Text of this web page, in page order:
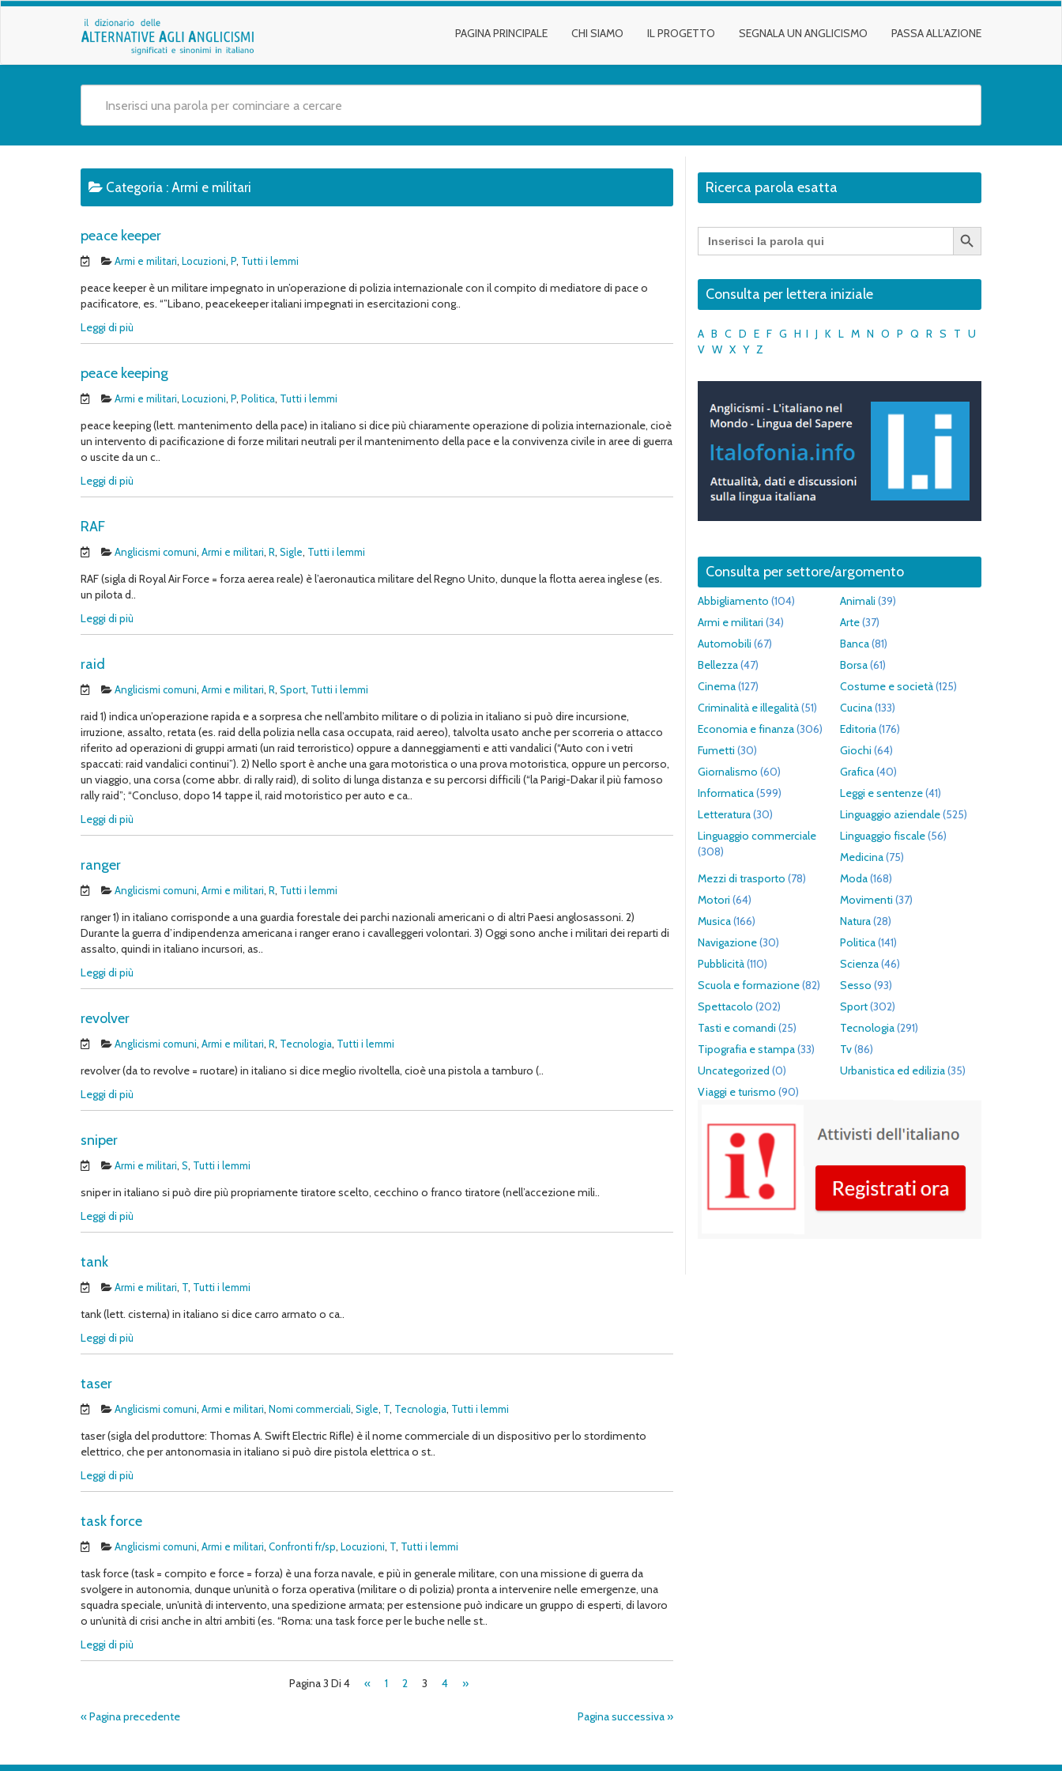
PAGINA PRINCIPALE CHI SIAMO IL PROGETTO SEGNALA UN ANGLICISMO PASSA ALL’AZIONE
Categoria : Armi e militari
peace keeper
Armi e militari, Locuzioni, P, Tutti i lemmi
peace keeper è un militare impegnato in un’operazione di polizia internazionale con il compito di mediatore di pace o
pacificatore, es. “”Libano, peacekeeper italiani impegnati in esercitazioni cong..
Leggi di più
peace keeping
Armi e militari, Locuzioni, P, Politica, Tutti i lemmi
peace keeping (lett. mantenimento della pace) in italiano si dice più chiaramente operazione di polizia internazionale, cioè
un intervento di pacificazione di forze militari neutrali per il mantenimento della pace e la convivenza civile in aree di guerra
o uscite da un c..
Leggi di più
RAF
Anglicismi comuni, Armi e militari, R, Sigle, Tutti i lemmi
RAF (sigla di Royal Air Force = forza aerea reale) è l’aeronautica militare del Regno Unito, dunque la flotta aerea inglese (es.
un pilota d..
Leggi di più
raid
Anglicismi comuni, Armi e militari, R, Sport, Tutti i lemmi
raid 1) indica un’operazione rapida e a sorpresa che nell’ambito militare o di polizia in italiano si può dire incursione,
irruzione, assalto, retata (es. raid della polizia nella casa occupata, raid aereo), talvolta usato anche per scorreria o attacco
riferito ad operazioni di gruppi armati (un raid terroristico) oppure a danneggiamenti e atti vandalici (“Auto con i vetri
spaccati: raid vandalici continui”). 2) Nello sport è anche una gara motoristica o una prova motoristica, oppure un percorso,
un viaggio, una corsa (come abbr. di rally raid), di solito di lunga distanza e su percorsi difficili (“la Parigi-Dakar il più famoso
rally raid”; “Concluso, dopo 14 tappe il, raid motoristico per auto e ca..
Leggi di più
ranger
Anglicismi comuni, Armi e militari, R, Tutti i lemmi
ranger 1) in italiano corrisponde a una guardia forestale dei parchi nazionali americani o di altri Paesi anglosassoni. 2)
Durante la guerra d’indipendenza americana i ranger erano i cavalleggeri volontari. 3) Oggi sono anche i militari dei reparti di
assalto, quindi in italiano incursori, as..
Leggi di più
revolver
Anglicismi comuni, Armi e militari, R, Tecnologia, Tutti i lemmi
revolver (da to revolve = ruotare) in italiano si dice meglio rivoltella, cioè una pistola a tamburo (..
Leggi di più
sniper
Armi e militari, S, Tutti i lemmi
sniper in italiano si può dire più propriamente tiratore scelto, cecchino o franco tiratore (nell’accezione mili..
Leggi di più
tank
Armi e militari, T, Tutti i lemmi
tank (lett. cisterna) in italiano si dice carro armato o ca..
Leggi di più
taser
Anglicismi comuni, Armi e militari, Nomi commerciali, Sigle, T, Tecnologia, Tutti i lemmi
taser (sigla del produttore: Thomas A. Swift Electric Rifle) è il nome commerciale di un dispositivo per lo stordimento
elettrico, che per antonomasia in italiano si può dire pistola elettrica o st..
Leggi di più
task force
Anglicismi comuni, Armi e militari, Confronti fr/sp, Locuzioni, T, Tutti i lemmi
task force (task = compito e force = forza) è una forza navale, e più in generale militare, con una missione di guerra da
svolgere in autonomia, dunque un’unità o forza operativa (militare o di polizia) pronta a intervenire nelle emergenze, una
squadra speciale, un’unità di intervento, una spedizione armata; per estensione può indicare un gruppo di esperti, di lavoro
o un’unità di crisi anche in altri ambiti (es. “Roma: una task force per le buche nelle st..
Leggi di più
Pagina 3 Di 4 « 1 2 3 4 »
« Pagina precedente Pagina successiva »
Ricerca parola esatta
Search
for:
Search Button
Consulta per lettera iniziale
A B C D E F G H I J K L M N O P Q R S T U
V W X Y Z
Consulta per settore/argomento
Abbigliamento (104) Animali (39)
Armi e militari (34) Arte(37)
Automobili (67) Banca(81)
Bellezza(47) Borsa(61)
Cinema(127) Costume e società(125)
Criminalità e illegalità(51) Cucina(133)
Economia e finanza(306) Editoria(176)
Fumetti (30) Giochi (64)
Giornalismo (60) Grafica(40)
Informatica(599) Leggi e sentenze(41)
Letteratura(30) Linguaggio aziendale(525)
Linguaggio commerciale
(308)
Linguaggio fiscale(56)
Medicina(75)
Mezzi di trasporto (78) Moda(168)
Motori (64) Movimenti (37)
Musica(166) Natura(28)
Navigazione(30) Politica(141)
Pubblicità(110) Scienza(46)
Scuola e formazione(82) Sesso (93)
Spettacolo (202) Sport(302)
Tasti e comandi (25) Tecnologia(291)
Tipografia e stampa(33) Tv(86)
Uncategorized (0) Urbanistica ed edilizia(35)
Viaggi e turismo (90)